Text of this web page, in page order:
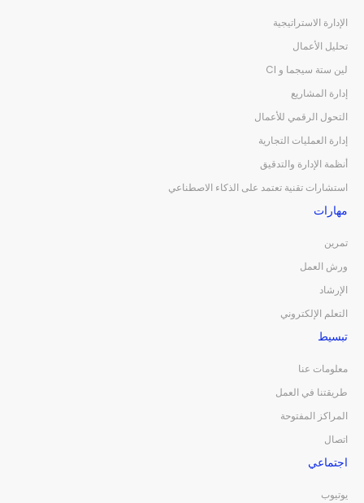
الإدارة الاستراتيجية
تحليل الأعمال
لين ستة سيجما و CI
إدارة المشاريع
التحول الرقمي للأعمال
إدارة العمليات التجارية
أنظمة الإدارة والتدقيق
استشارات تقنية تعتمد على الذكاء الاصطناعي
مهارات
تمرين
ورش العمل
الإرشاد
التعلم الإلكتروني
تبسيط
معلومات عنا
طريقتنا في العمل
المراكز المفتوحة
اتصال
اجتماعي
يوتيوب